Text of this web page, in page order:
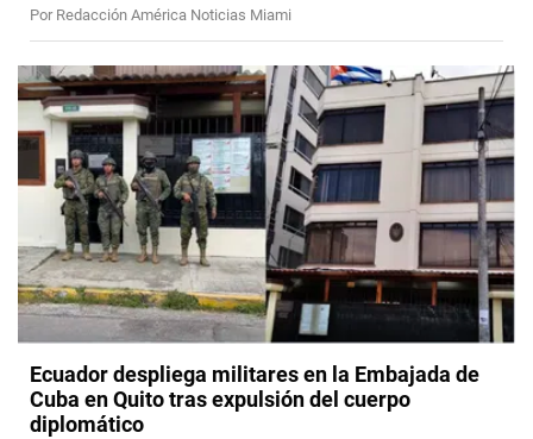
Por Redacción América Noticias Miami
Ecuador despliega militares en la Embajada de
Cuba en Quito tras expulsión del cuerpo
diplomático